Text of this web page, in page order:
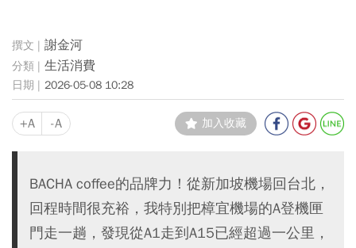
謝金河
生活消費
2026-05-08 10:28
+A -A 加入收藏
BACHA coffee的品牌力！從新加坡機場回台北，
回程時間很充裕，我特別把樟宜機場的A登機匣
門走一趟，發現從A1走到A15已經超過一公里，